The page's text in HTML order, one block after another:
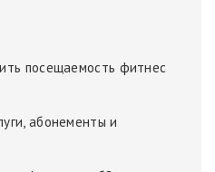
посещаемость фитнес
абонементы и